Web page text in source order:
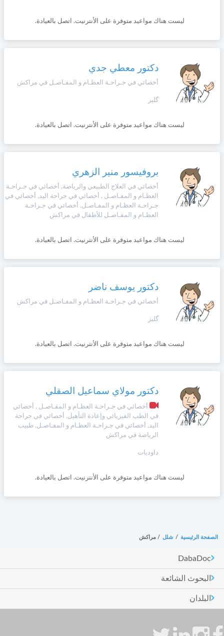
ليست هناك مواعيد متوفرة على الأنترنيت. اتصل بالعيادة.
دكتور معطي جدي
أخصائي في جـراحـة العظـام و المفـاصـل في مراكش
گليز
ليست هناك مواعيد متوفرة على الأنترنيت. اتصل بالعيادة.
بروفيسور منير الزهري
أخصائي في العلاج الطبيعي والرياضة, أخصائي في جـراحـة
العظـام و المفـاصـل , أخصائي في جراحة اليد, أخصائي في
جـراحـة العظـام و المفـاصـل, أخصائي في جـراحـة
العظـام و المفـاصـل للأطفال في مراكش
ليست هناك مواعيد متوفرة على الأنترنيت. اتصل بالعيادة.
دكتور يوسف ناضر
أخصائي في جـراحـة العظـام و المفـاصـل في مراكش
گليز
ليست هناك مواعيد متوفرة على الأنترنيت. اتصل بالعيادة.
دكتور مولاي سماعيل الصقلي
أخصائي في جـراحـة العظـام و المفـاصـل , أخصائي
في الطب الفيزيائي وإعادة التأهيل, أخصائي في جراحة
اليد, أخصائي في جـراحـة العظـام و المفـاصـل, طبيب
الرياضة في مراكش
داوديات
ليست هناك مواعيد متوفرة على الأنترنيت. اتصل بالعيادة.
الصفحة الرئيسية / شلل / مراكش
DabaDoc
البحوث الشائعة
البلدان